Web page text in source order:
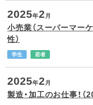
2025年2月
小売業（スーパーマー
性）
学生 若者
2025年2月
製造・加工のお仕事！（